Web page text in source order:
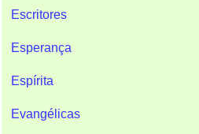
Escritores
Esperança
Espírita
Evangélicas